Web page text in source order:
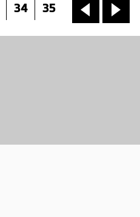
«
34 35 »